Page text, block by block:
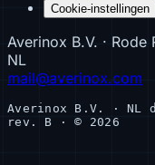
Cookie-instellingen
Averinox B.V. · Rode
NL
mail@averinox.com
Averinox B.V. · NL
rev. B · © 2026